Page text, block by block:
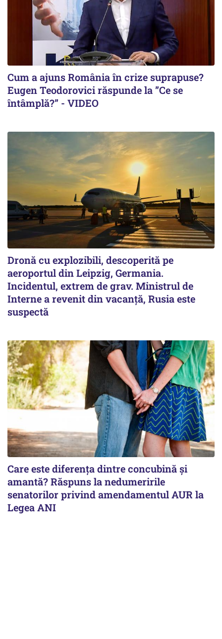
Cum a ajuns România în crize suprapuse?
Eugen Teodorovici răspunde la ”Ce se
întâmplă?” - VIDEO
Dronă cu explozibili, descoperită pe
aeroportul din Leipzig, Germania.
Incidentul, extrem de grav. Ministrul de
Interne a revenit din vacanță, Rusia este
suspectă
Care este diferența dintre concubină și
amantă? Răspuns la nedumeririle
senatorilor privind amendamentul AUR la
Legea ANI